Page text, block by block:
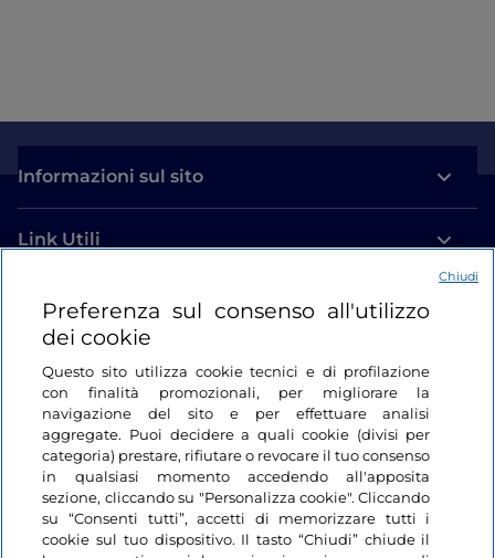
Informazioni sul sito
Link Utili
Login
Restiamo in contatto
Preferenza sul consenso all'utilizzo
dei cookie
Questo sito utilizza cookie tecnici e di profilazione
con finalità promozionali, per migliorare la
navigazione del sito e per effettuare analisi
aggregate. Puoi decidere a quali cookie (divisi per
categoria) prestare, rifiutare o revocare il tuo consenso
in qualsiasi momento accedendo all'apposita
sezione, cliccando su "Personalizza cookie". Cliccando
su “Consenti tutti”, accetti di memorizzare tutti i
cookie sul tuo dispositivo. Il tasto “Chiudi” chiude il
Chiudi